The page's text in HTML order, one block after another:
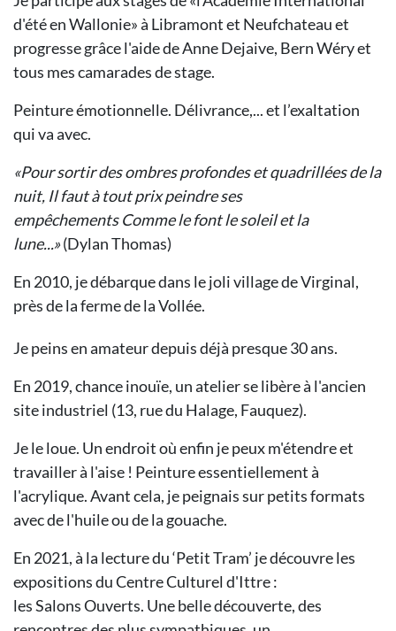
d'été en Wallonie» à Libramont et Neufchateau et
progressegrâce l'aide de Anne Dejaive, BernWéry et
tous mes camarades de stage.
Peinture émotionnelle. Délivrance,... et l’exaltation
qui va avec.
«Pour sortir des ombres profondes etquadrillées de la
nuit, Il faut à tout prix peindre ses
empêchementsComme le font le soleil et la
lune...»(Dylan Thomas)
En 2010, je débarque dans le joli villagede Virginal,
près de la ferme de la Vollée.
Je peins en amateur depuis déjà presque 30 ans.
En 2019, chance inouïe, un atelier se libère à l'ancien
site industriel (13, rue du Halage, Fauquez).
Je le loue. Un endroit où enfin je peuxm'étendre et
travailler à l'aise ! Peinture essentiellement à
l'acrylique.Avant cela, je peignais sur petits formats
avec de l'huile ou de la gouache.
En 2021, à la lecture du ‘Petit Tram’ jedécouvre les
expositions du Centre Culturel d'Ittre :
les Salons Ouverts. Une belle découverte, des